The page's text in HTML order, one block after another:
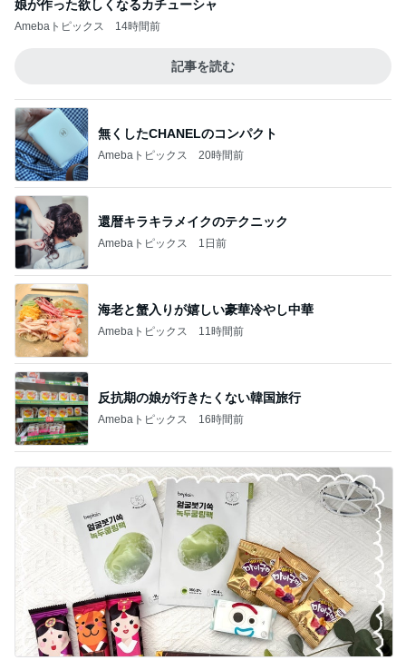
娘が作った欲しくなるカチューシャ
Amebaトピックス 14時間前
記事を読む
無くしたCHANELのコンパクト
Amebaトピックス 20時間前
還暦キラキラメイクのテクニック
Amebaトピックス 1日前
海老と蟹入りが嬉しい豪華冷やし中華
Amebaトピックス 11時間前
反抗期の娘が行きたくない韓国旅行
Amebaトピックス 16時間前